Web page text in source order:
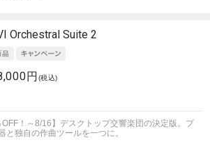
Orchestral Suite 2
円 (税込)
OFF！～8/16】デスクトップ交響楽団の決定版。プ
と独自の作曲ツールを一つに。